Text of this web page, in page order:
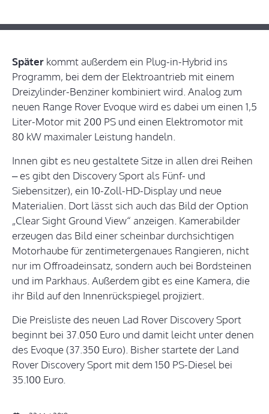
Später kommt außerdem ein Plug-in-Hybrid ins
Programm, bei dem der Elektroantrieb mit einem
Dreizylinder-Benziner kombiniert wird. Analog zum
neuen Range Rover Evoque wird es dabei um einen 1,5
Liter-Motor mit 200 PS und einen Elektromotor mit
80 kW maximaler Leistung handeln.
Innen gibt es neu gestaltete Sitze in allen drei Reihen
– es gibt den Discovery Sport als Fünf- und
Siebensitzer), ein 10-Zoll-HD-Display und neue
Materialien. Dort lässt sich auch das Bild der Option
„Clear Sight Ground View“ anzeigen. Kamerabilder
erzeugen das Bild einer scheinbar durchsichtigen
Motorhaube für zentimetergenaues Rangieren, nicht
nur im Offroadeinsatz, sondern auch bei Bordsteinen
und im Parkhaus. Außerdem gibt es eine Kamera, die
ihr Bild auf den Innenrückspiegel projiziert.
Die Preisliste des neuen Lad Rover Discovery Sport
beginnt bei 37.050 Euro und damit leicht unter denen
des Evoque (37.350 Euro). Bisher startete der Land
Rover Discovery Sport mit dem 150 PS-Diesel bei
35.100 Euro.